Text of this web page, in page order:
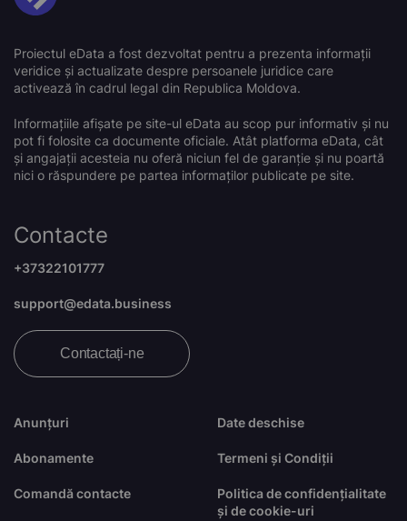
Proiectul eData a fost dezvoltat pentru a prezenta informații
veridice și actualizate despre persoanele juridice care
activează în cadrul legal din Republica Moldova.
Informațiile afișate pe site-ul eData au scop pur informativ și nu
pot fi folosite ca documente oficiale. Atât platforma eData, cât
și angajații acesteia nu oferă niciun fel de garanție și nu poartă
nici o răspundere pe partea informaților publicate pe site.
Anunțuri
Abonamente
Comandă contacte
Date deschise
Termeni și Condiții
Politica de confidențialitate
și de cookie-uri
Contacte
+37322101777
support@edata.business
Contactați-ne